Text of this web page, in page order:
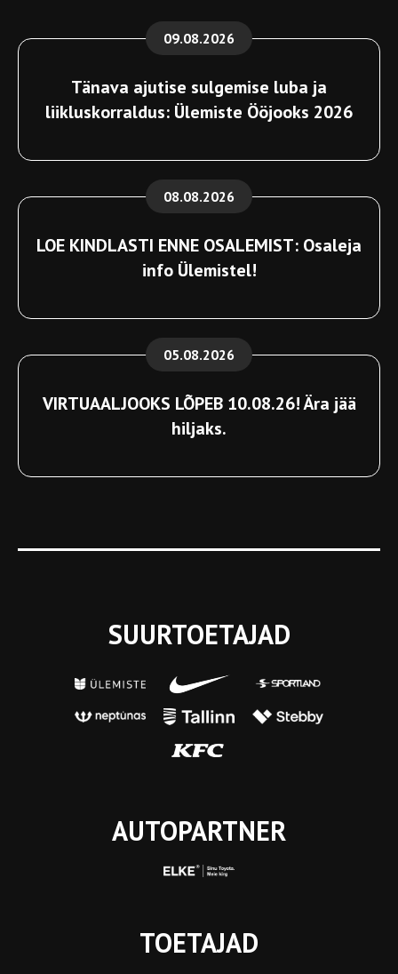
09.08.2026
Tänava ajutise sulgemise luba ja
liikluskorraldus: Ülemiste Ööjooks 2026
08.08.2026
LOE KINDLASTI ENNE OSALEMIST: Osaleja
info Ülemistel!
05.08.2026
VIRTUAALJOOKS LÕPEB 10.08.26! Ära jää
hiljaks.
SUURTOETAJAD
AUTOPARTNER
TOETAJAD